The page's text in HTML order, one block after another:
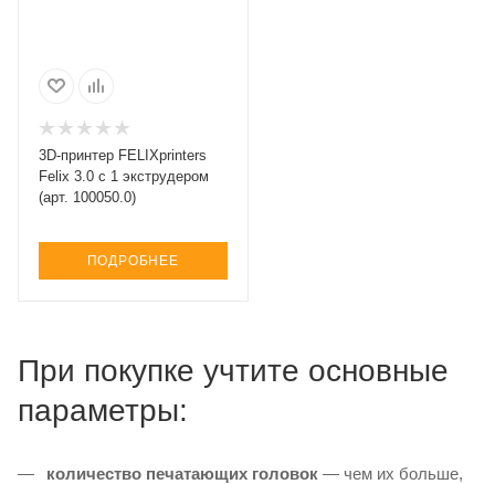
3D-принтер FELIXprinters
Felix 3.0 c 1 экструдером
(арт. 100050.0)
ПОДРОБНЕЕ
При покупке учтите основные
параметры:
количество печатающих головок — чем их больше,